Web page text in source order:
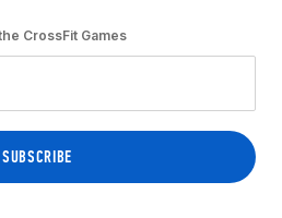
CrossFit Games